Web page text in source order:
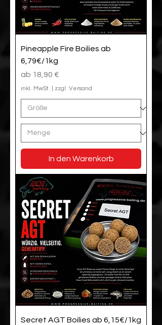
Pineapple Fire Boilies ab
6,79€/1kg
ab 18,90 €
Sale-Preis
inkl. MwSt. zzgl. Versand
In den Warenkorb
Secret AGT Boilies ab 6,15€/1kg